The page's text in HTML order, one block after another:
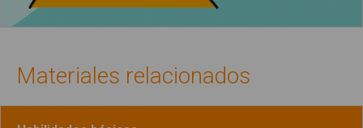
Materiales relacionados